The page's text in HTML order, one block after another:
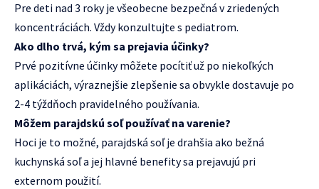
Pre deti nad 3 roky je všeobecne bezpečná v zriedených
koncentráciách. Vždy konzultujte s pediatrom.
Ako dlho trvá, kým sa prejavia účinky?
Prvé pozitívne účinky môžete pocítiť už po niekoľkých
aplikáciách, výraznejšie zlepšenie sa obvykle dostavuje po
2-4 týždňoch pravidelného používania.
Môžem parajdskú soľ používať na varenie?
Hoci je to možné, parajdská soľ je drahšia ako bežná
kuchynská soľ a jej hlavné benefity sa prejavujú pri
externom použití.